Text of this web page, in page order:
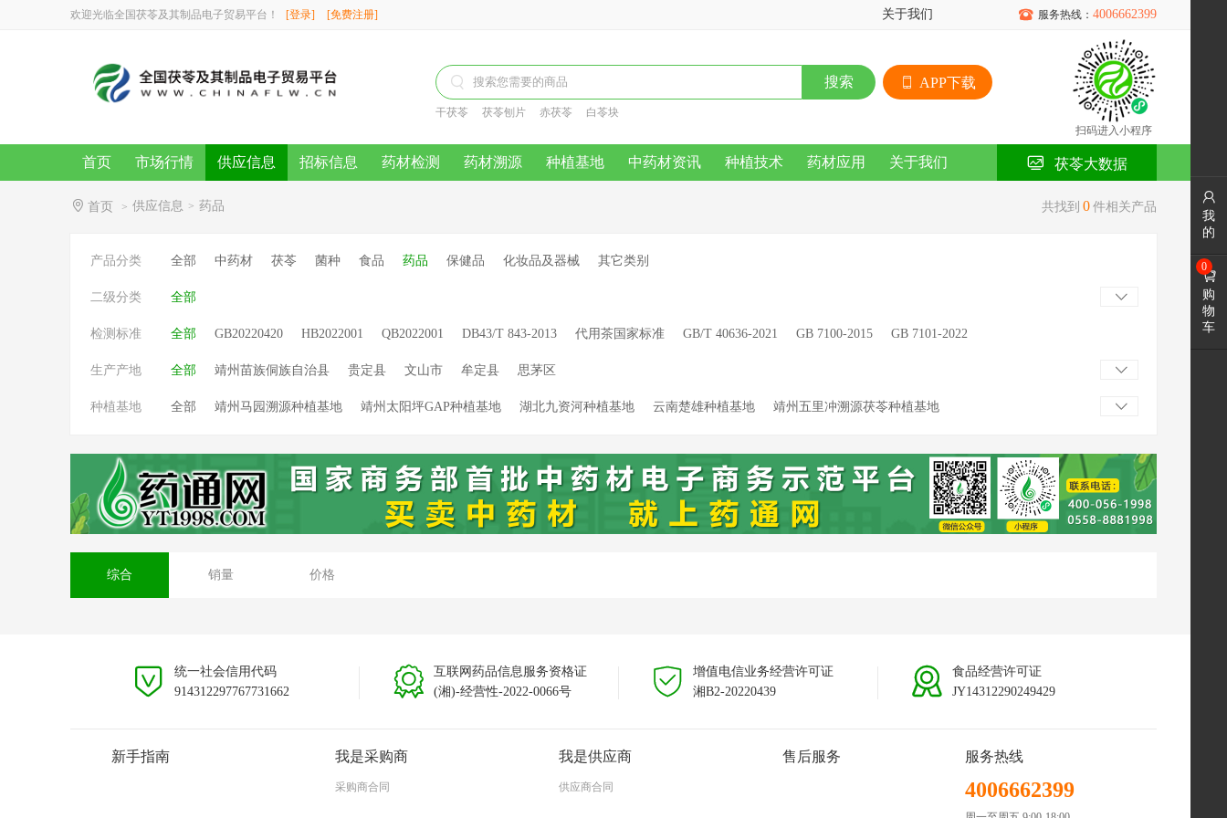
欢迎光临全国茯苓及其制品电子贸易平台！ [登录] [免费注册] 关于我们  服务热线： 4006662399
 搜索
干茯苓 茯苓刨片 赤茯苓 白苓块
APP下载
扫码进入小程序
首页 市场行情 供应信息 招标信息 药材检测 药材溯源 种植基地 中药材资讯 种植技术 药材应用 关于我们 茯苓大数据
首页 > 供应信息 > 药品 共找到 0 件相关产品
产品分类 全部 中药材 茯苓 菌种 食品 药品 保健品 化妆品及器械 其它类别
二级分类 全部 
检测标准 全部 GB20220420 HB2022001 QB2022001 DB43/T 843-2013 代用茶国家标准 GB/T 40636-2021 GB 7100-2015 GB 7101-2022
生产产地 全部 靖州苗族侗族自治县 贵定县 文山市 牟定县 思茅区 
种植基地 全部 靖州马园溯源种植基地 靖州太阳坪GAP种植基地 湖北九资河种植基地 云南楚雄种植基地
靖州五里冲溯源茯苓种植基地
贵州黎平种植基地 云南文山种植基地

综合 销量 价格

我
的

购
物
车
0
统一社会信用代码
914312297767731662
互联网药品信息服务资格证
(湘)-经营性-2022-0066号
增值电信业务经营许可证
湘B2-20220439
食品经营许可证
JY14312290249429
新手指南 我是采购商
采购商合同
我是供应商
供应商合同
售后服务 服务热线
4006662399